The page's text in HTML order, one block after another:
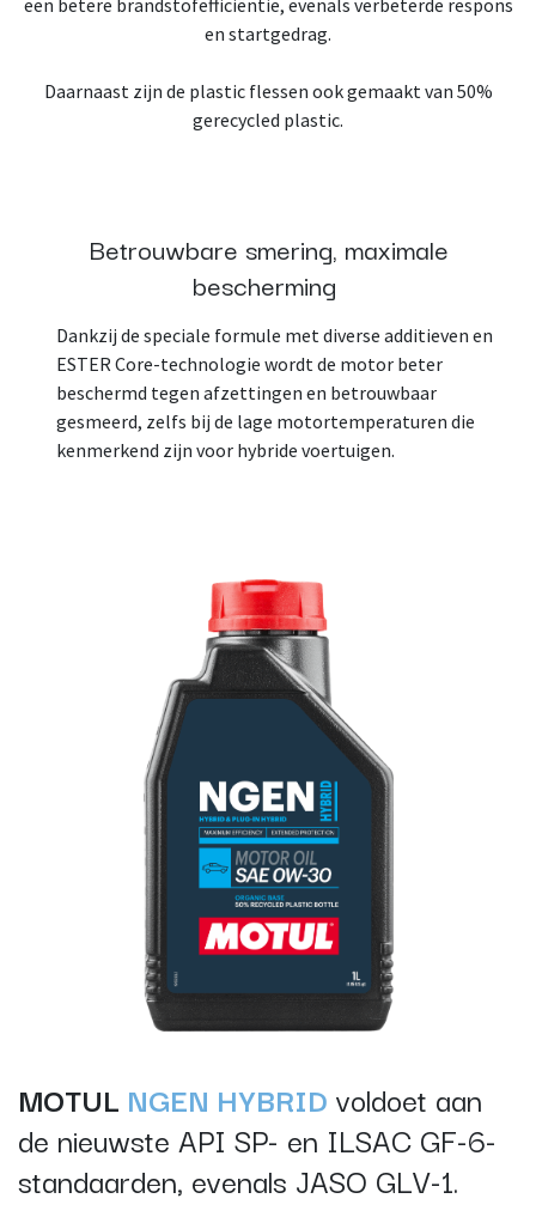
en startgedrag.
Daarnaast zijn de plastic flessen ook gemaakt van 50%
gerecycled plastic.
Betrouwbare smering, maximale
bescherming
Dankzij de speciale formule met diverse additieven en
ESTER Core-technologie wordt de motor beter
beschermd tegen afzettingen en betrouwbaar
gesmeerd, zelfs bij de lage motortemperaturen die
kenmerkend zijn voor hybride voertuigen.
MOTUL NGEN HYBRID voldoet aan
de nieuwste API SP- en ILSAC GF-6-
standaarden, evenals JASO GLV-1.